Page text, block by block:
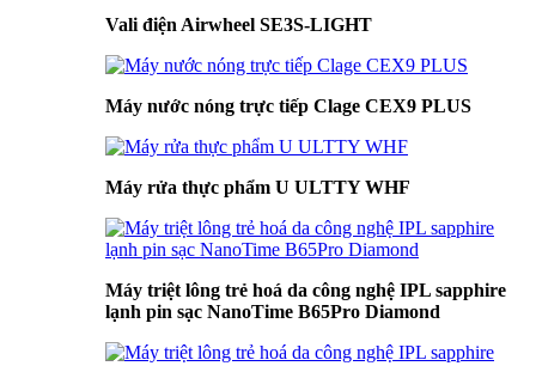
Vali điện Airwheel SE3S-LIGHT
Máy nước nóng trực tiếp Clage CEX9 PLUS
Máy rửa thực phẩm U ULTTY WHF
Máy triệt lông trẻ hoá da công nghệ IPL sapphire
lạnh pin sạc NanoTime B65Pro Diamond